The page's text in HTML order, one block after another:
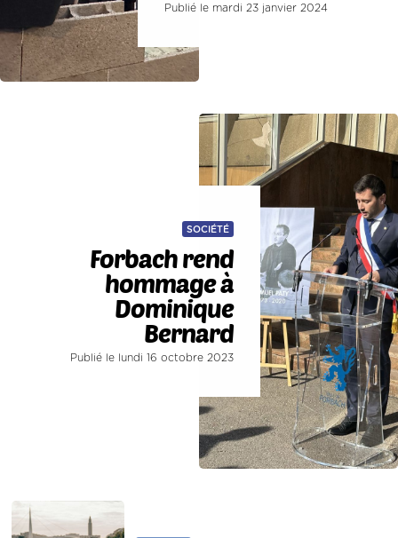
Publié le mardi 23 janvier 2024
SOCIÉTÉ
Forbach rend
hommage à
Dominique
Bernard
Publié le lundi 16 octobre 2023